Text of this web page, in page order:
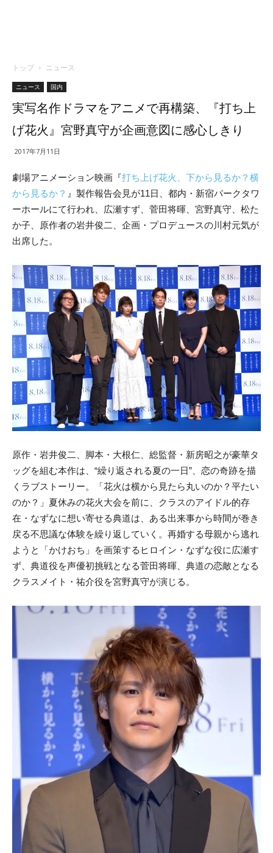
トップ ニュース
ニュース 国内
実写名作ドラマをアニメで再構築、『打ち上
げ花火』宮野真守が企画意図に感心しきり
2017年7月11日
劇場アニメーション映画『打ち上げ花火、下から見るか？横
から見るか？ 』製作報告会見が11日、都内・新宿パークタワ
ーホールにて行われ、広瀬すず、菅田将暉、宮野真守、松た
か子、原作者の岩井俊二、企画・プロデュースの川村元気が
出席した。
原作・岩井俊二、脚本・大根仁、総監督・新房昭之が豪華タ
ッグを組む本作は、“繰り返される夏の一日”、恋の奇跡を描
くラブストーリー。
「花火は横から見たら丸いのか？平たい
のか？」夏休みの花火大会を前に、
クラスのアイドル的存
在・なずなに想い寄せる典道は、ある出来事から時間が巻き
戻る不思議な体験を繰り返していく。再婚する母親から逃れ
ようと「かけおち」を画策するヒロイン・なずな役に広瀬す
ず、典道役を声優初挑戦となる菅田将暉、典道の恋敵となる
クラスメイト・祐介役を宮野真守が演じる。